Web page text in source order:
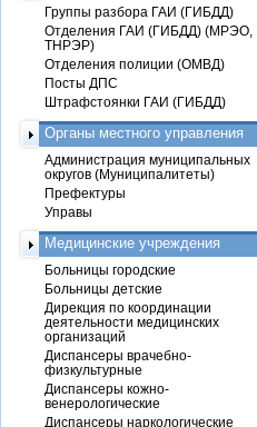
Группы разбора ГАИ (ГИБДД)
Отделения ГАИ (ГИБДД) (МРЭО,
ТНРЭР)
Отделения полиции (ОМВД)
Посты ДПС
Штрафстоянки ГАИ (ГИБДД)
Органы местного управления
Администрация муниципальных
округов (Муниципалитеты)
Префектуры
Управы
Медицинские учреждения
Больницы городские
Больницы детские
Дирекция по координации
деятельности медицинских
организаций
Диспансеры врачебно-
физкультурные
Диспансеры кожно-
венерологические
Диспансеры наркологические